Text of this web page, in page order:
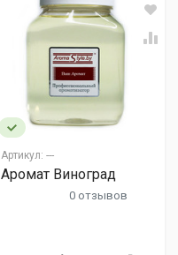
Артикул: ---
Аромат Виноград
0 отзывов